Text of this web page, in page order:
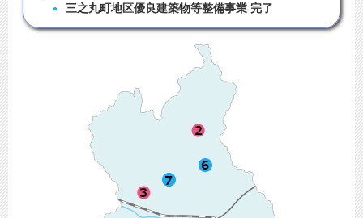
三之丸町地区優良建築物等整備事業 完了